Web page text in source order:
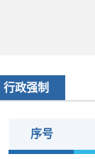
行政强制
序号